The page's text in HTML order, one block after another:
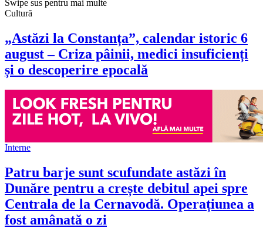
Swipe sus pentru mai multe
Cultură
„Astăzi la Constanța”, calendar istoric 6
august – Criza pâinii, medici insuficienți
și o descoperire epocală
Interne
Patru barje sunt scufundate astăzi în
Dunăre pentru a crește debitul apei spre
Centrala de la Cernavodă. Operațiunea a
fost amânată o zi